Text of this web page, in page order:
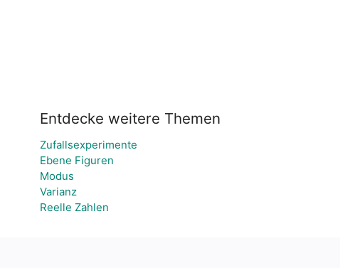
Entdecke weitere Themen
Zufallsexperimente
Ebene Figuren
Modus
Varianz
Reelle Zahlen